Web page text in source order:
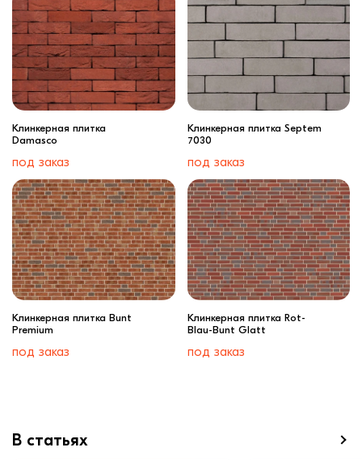
Клинкерная плитка
Damasco
под заказ
Клинкерная плитка Septem
7030
под заказ
Клинкерная плитка Bunt
Premium
под заказ
Клинкерная плитка Rot-
Blau-Bunt Glatt
под заказ
В статьях